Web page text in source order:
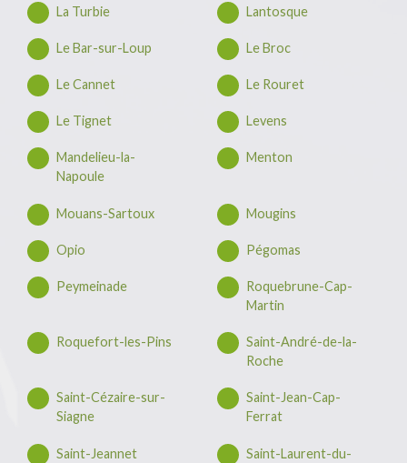
La Turbie Lantosque
Le Bar-sur-Loup Le Broc
Le Cannet Le Rouret
Le Tignet Levens
Mandelieu-la-
Napoule
Menton
Mouans-Sartoux Mougins
Opio Pégomas
Peymeinade
Roquebrune-Cap-
Martin
Roquefort-les-Pins
Saint-André-de-la-
Roche
Saint-Cézaire-sur-
Siagne
Saint-Jean-Cap-
Ferrat
Saint-Jeannet
Saint-Laurent-du-